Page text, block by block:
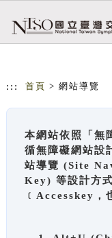
::: 首頁 > 網站導覽
本網站依照「無
循無障礙網站設
站導覽 (Site
Key) 等設計方
﹝Accesskey，